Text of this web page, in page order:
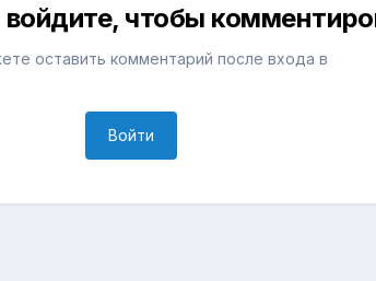
чтобы
оставить комментарий после входа в
Войти